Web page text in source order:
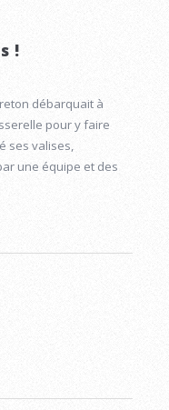
!
débarquait à
pour y faire
ses valises,
une équipe et des